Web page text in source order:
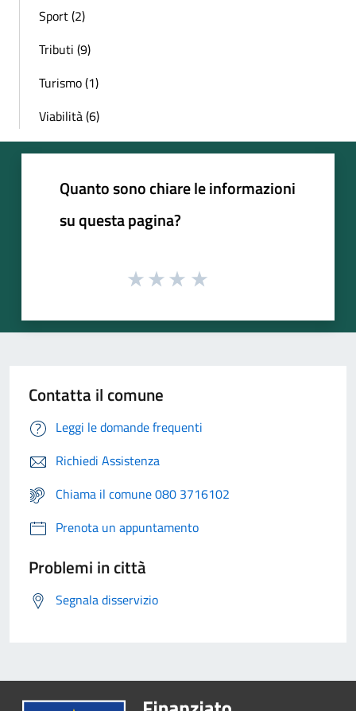
Sport (2)
Tributi (9)
Turismo (1)
Viabilità (6)
Quanto sono chiare le informazioni
su questa pagina?
Contatta il comune
Leggi le domande frequenti
Richiedi Assistenza
Chiama il comune 080 3716102
Prenota un appuntamento
Problemi in città
Segnala disservizio